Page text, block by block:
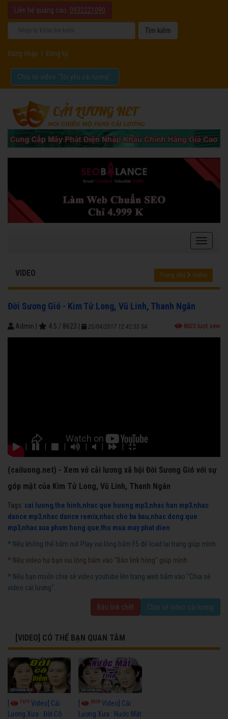
Liên hệ quảng cáo: 0932221090
Đăng nhập Đăng ký
Chia sẻ video "Tôi yêu cải lương".
VIDEO Trang chủ Video
Đời Sương Gió - Kim Tử Long, Vũ Linh, Thanh Ngân
Admin 4.5 / 8623 25/04/2017 12:42:55 SA 8623 lượt xem
(cailuong.net) - Xem vở cải lương xã hội Đời Sương Gió với sự
góp mặt của Kim Tử Long, Vũ Linh, Thanh Ngân
Tags: cai luong,the hinh,nhac que huong mp3,nhac han mp3,nhac
dance mp3,nhac dance remix,nhac cho ba bau,nhac dong que
mp3,nhac xua pham hong que,thu mua may phat dien
* Nếu không thể bấm nút Play vui lòng bấm F5 để load lại trang giúp mình.
* Nếu video hư bạn vui lòng bấm vào "Báo link hỏng" giúp mình.
* Nếu bạn muốn chia sẻ video youtube lên trang web bấm vào "Chia sẻ
video cải lương".
Báo link chết Chia sẻ video cải lương
[VIDEO] CÓ THỂ BẠN QUAN TÂM
7675 Video] Cải
Lương Xưa : Đời Cô
6928Video] Cải
Lương Xưa : Nước Mắt